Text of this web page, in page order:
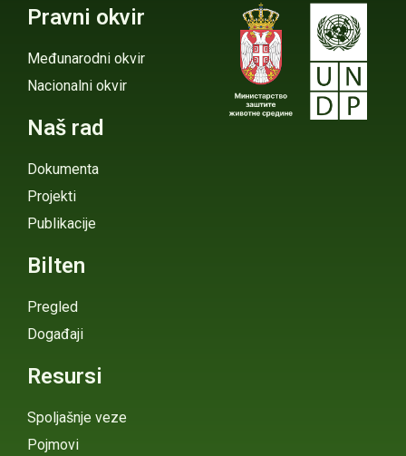
Pravni okvir
Međunarodni okvir
Nacionalni okvir
Naš rad
Dokumenta
Projekti
Publikacije
Bilten
Pregled
Događaji
Resursi
Spoljašnje veze
Pojmovi